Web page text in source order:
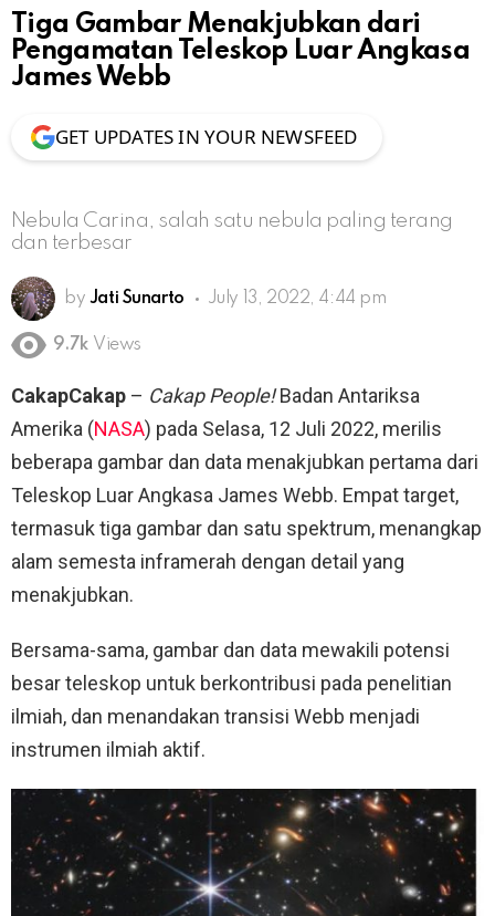
Tiga Gambar Menakjubkan dari
Pengamatan Teleskop Luar Angkasa
James Webb
GET UPDATES IN YOUR NEWSFEED
Nebula Carina, salah satu nebula paling terang
dan terbesar
by Jati Sunarto July 13, 2022, 4:44 pm
9.7k Views
CakapCakap – Cakap People!Badan Antariksa
Amerika (NASA) pada Selasa, 12 Juli 2022, merilis
beberapa gambar dan data menakjubkan pertama dari
Teleskop Luar Angkasa James Webb. Empat target,
termasuk tiga gambar dan satu spektrum, menangkap
alam semesta inframerah dengan detail yang
menakjubkan.
Bersama-sama, gambar dan data mewakili potensi
besar teleskop untuk berkontribusi pada penelitian
ilmiah, dan menandakan transisi Webb menjadi
instrumen ilmiah aktif.